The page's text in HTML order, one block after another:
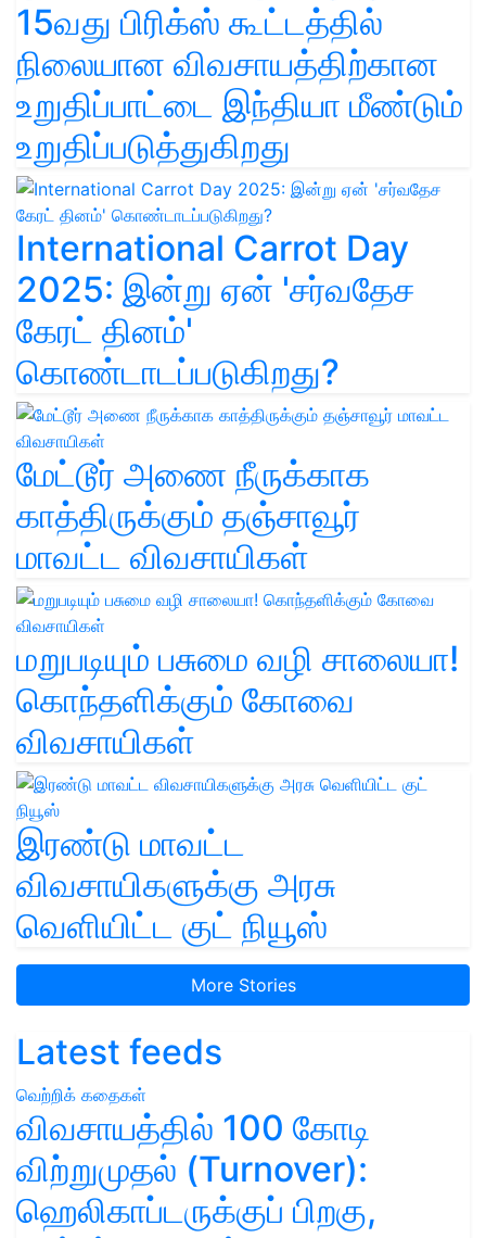
15வது பிரிக்ஸ் கூட்டத்தில்
நிலையான விவசாயத்திற்கான
உறுதிப்பாட்டை இந்தியா மீண்டும்
உறுதிப்படுத்துகிறது
International Carrot Day
2025: இன்று ஏன் 'சர்வதேச
கேரட் தினம்'
கொண்டாடப்படுகிறது?
மேட்டூர் அணை நீருக்காக
காத்திருக்கும் தஞ்சாவூர்
மாவட்ட விவசாயிகள்
மறுபடியும் பசுமை வழி சாலையா!
கொந்தளிக்கும் கோவை
விவசாயிகள்
இரண்டு மாவட்ட
விவசாயிகளுக்கு அரசு
வெளியிட்ட குட் நியூஸ்
More Stories
Latest feeds
வெற்றிக் கதைகள்
விவசாயத்தில் 100 கோடி
விற்றுமுதல் (Turnover):
ஹெலிகாப்டருக்குப் பிறகு,